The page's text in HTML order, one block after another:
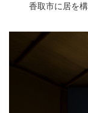
香取市に居を